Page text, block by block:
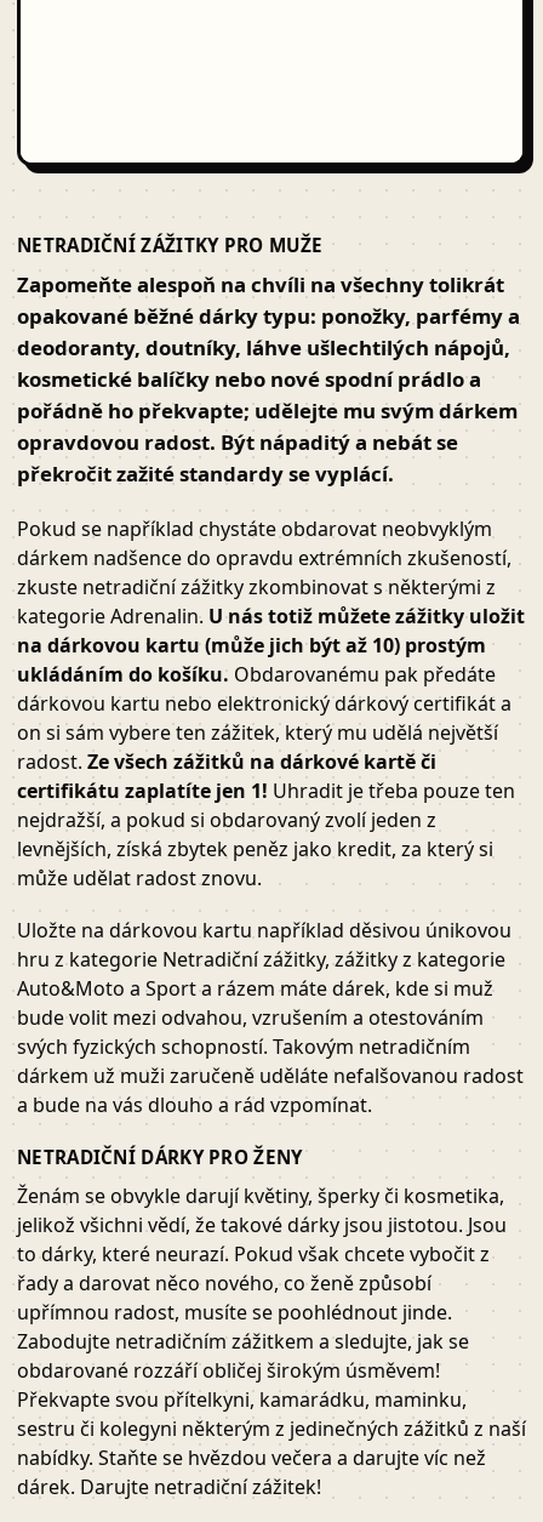
NETRADIČNÍ ZÁŽITKY PRO MUŽE
Zapomeňte alespoň na chvíli na všechny tolikrát
opakované běžné dárky typu: ponožky, parfémy a
deodoranty, doutníky, láhve ušlechtilých nápojů,
kosmetické balíčky nebo nové spodní prádlo a
pořádně ho překvapte; udělejte mu svým dárkem
opravdovou radost. Být nápaditý a nebát se
překročit zažité standardy se vyplácí.
Pokud se například chystáte obdarovat neobvyklým
dárkem nadšence do opravdu extrémních zkušeností,
zkuste netradiční zážitky zkombinovat s některými z
kategorie Adrenalin. U nás totiž můžete zážitky uložit
na dárkovou kartu (může jich být až 10) prostým
ukládáním do košíku. Obdarovanému pak předáte
dárkovou kartu nebo elektronický dárkový certifikát a
on si sám vybere ten zážitek, který mu udělá největší
radost. Ze všech zážitků na dárkové kartě či
certifikátu zaplatíte jen 1! Uhradit je třeba pouze ten
nejdražší, a pokud si obdarovaný zvolí jeden z
levnějších, získá zbytek peněz jako kredit, za který si
může udělat radost znovu.
Uložte na dárkovou kartu například děsivou únikovou
hru z kategorie Netradiční zážitky, zážitky z kategorie
Auto&Moto a Sport a rázem máte dárek, kde si muž
bude volit mezi odvahou, vzrušením a otestováním
svých fyzických schopností. Takovým netradičním
dárkem už muži zaručeně uděláte nefalšovanou radost
a bude na vás dlouho a rád vzpomínat.
NETRADIČNÍ DÁRKY PRO ŽENY
Ženám se obvykle darují květiny, šperky či kosmetika,
jelikož všichni vědí, že takové dárky jsou jistotou. Jsou
to dárky, které neurazí. Pokud však chcete vybočit z
řady a darovat něco nového, co ženě způsobí
upřímnou radost, musíte se poohlédnout jinde.
Zabodujte netradičním zážitkem a sledujte, jak se
obdarované rozzáří obličej širokým úsměvem!
Překvapte svou přítelkyni, kamarádku, maminku,
sestru či kolegyni některým z jedinečných zážitků z naší
nabídky. Staňte se hvězdou večera a darujte víc než
dárek. Darujte netradiční zážitek!